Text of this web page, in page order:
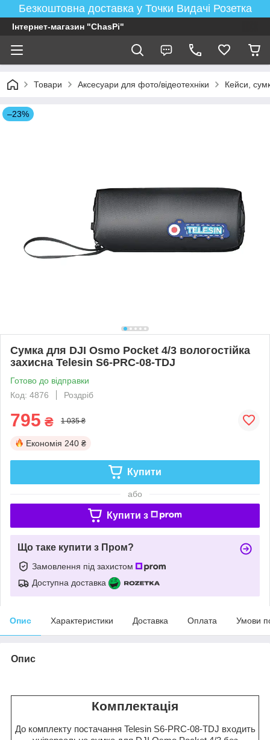
Безкоштовна доставка у Точки Видачі Розетка
Інтернет-магазин "ChasPi"
Товари Аксесуари для фото/відеотехніки Кейси,
–23%
Сумка для DJI Osmo Pocket 4/3 вологостійка
захисна Telesin S6-PRC-08-TDJ
Готово до відправки
Код: 4876
Роздріб
795 ₴ 1 035 ₴
Економія 240 ₴
Купити
або
Купити з
Що таке купити з Пром?
Замовлення під захистом
Доступна доставка
Опис Характеристики Доставка Оплата Умови
Опис
Комплектація
До комплекту постачання Telesin S6-PRC-08-TDJ входить